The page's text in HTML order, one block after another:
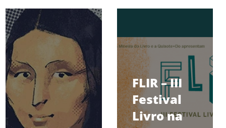
FLIR – III
Festival
Livro na